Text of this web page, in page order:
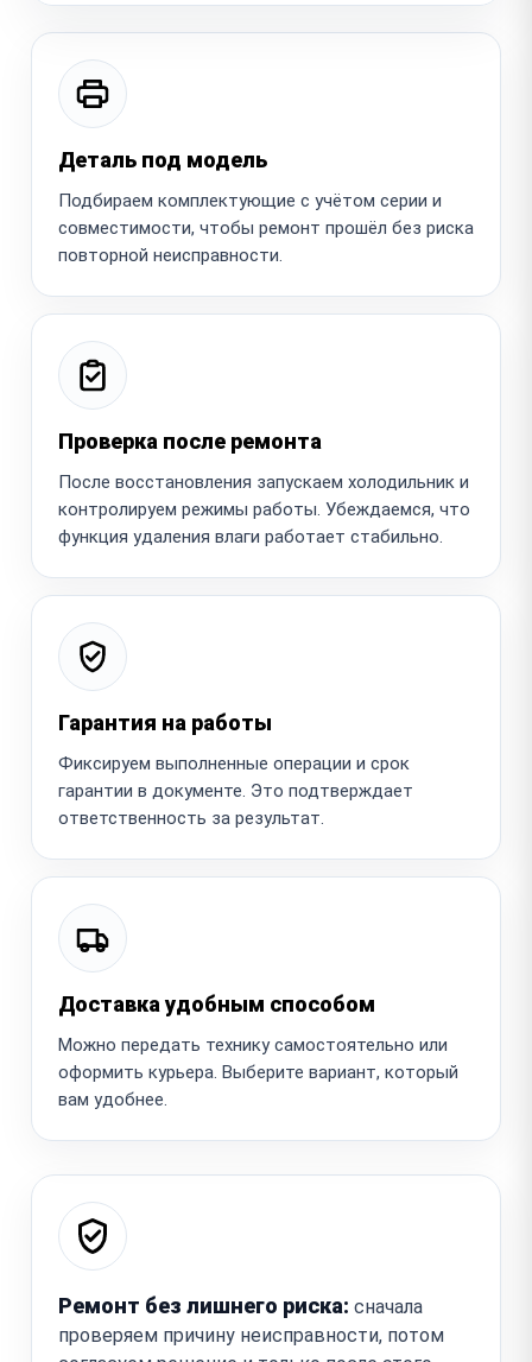
Деталь под модель
Подбираем комплектующие с учётом серии и
совместимости, чтобы ремонт прошёл без риска
повторной неисправности.
Проверка после ремонта
После восстановления запускаем холодильник и
контролируем режимы работы. Убеждаемся, что
функция удаления влаги работает стабильно.
Гарантия на работы
Фиксируем выполненные операции и срок
гарантии в документе. Это подтверждает
ответственность за результат.
Доставка удобным способом
Можно передать технику самостоятельно или
оформить курьера. Выберите вариант, который
вам удобнее.
Ремонт без лишнего риска: сначала
проверяем причину неисправности, потом